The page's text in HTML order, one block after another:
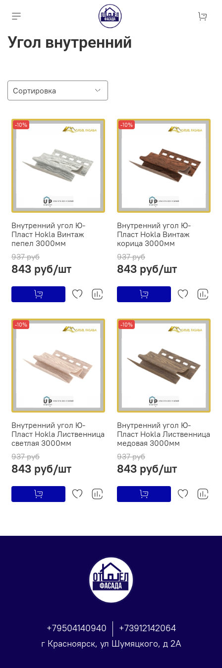
Угол внутренний
-10%
Внутренний угол Ю-
Пласт Hokla Винтаж
пепел 3000мм
937 руб
843 руб/шт
-10%
Внутренний угол Ю-
Пласт Hokla Винтаж
корица 3000мм
937 руб
843 руб/шт
-10%
Внутренний угол Ю-
Пласт Hokla Лиственница
светлая 3000мм
937 руб
843 руб/шт
-10%
Внутренний угол Ю-
Пласт Hokla Лиственница
медовая 3000мм
937 руб
843 руб/шт
+79504140940
+73912142064
г Красноярск, ул Шумяцкого, д 2А